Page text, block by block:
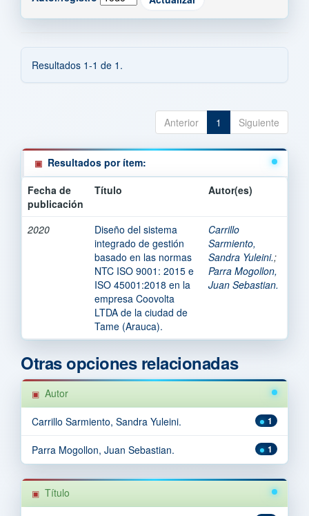
Resultados 1-1 de 1.
Anterior 1 Siguiente
Resultados por ítem:
Fecha de
publicación
Título Autor(es)
2020
Diseño del sistema
integrado de gestión
basado en las normas
NTC ISO 9001: 2015 e
ISO 45001:2018 en la
empresa Coovolta
LTDA de la ciudad de
Tame (Arauca).
Carrillo
Sarmiento,
Sandra Yuleini.;
Parra Mogollon,
Juan Sebastian.
Otras opciones relacionadas
Autor
1
Carrillo Sarmiento, Sandra Yuleini.
1
Parra Mogollon, Juan Sebastian.
Título